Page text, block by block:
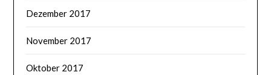
Dezember 2017
November 2017
Oktober 2017